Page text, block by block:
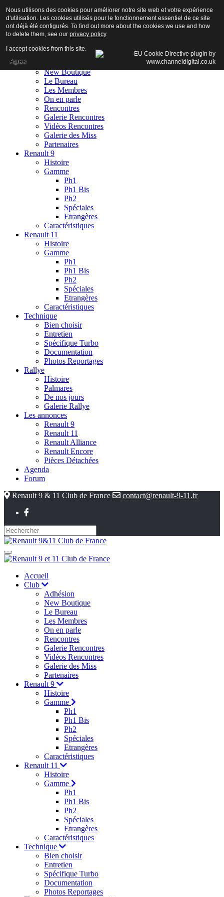
Accueil
New Boutique
Le Bureau
Les Membres
On en parle
Rencontres
Galerie Rencontres
Vidéos Rencontres
Galerie des Miss
Partenaires
Renault 9
Histoire
Gamme
Ph1
Ph1 Bis
Ph2
Spéciales
Etrangères
Caractéristiques
Renault 11
Histoire
Gamme
Ph1
Ph1 Bis
Ph2
Spéciales
Etrangères
Caractéristiques
Technique
Bien choisir
Entretien
Spécifique Turbo
Documentation
Photos Reportages
Rallye
Histoire
Palmares
De nos jours
Galerie Rallye
Les annonces
Renault 9
Renault 11
Renault Alliance
Renault Encore
Pièces Détachées
Agenda
Forum
Renault 9 & 11 Club de France
contact@renault-9-11.fr
Accueil
Club
Adhésion
New Boutique
Le Bureau
Les Membres
On en parle
Rencontres
Galerie Rencontres
Vidéos Rencontres
Galerie des Miss
Partenaires
Renault 9
Histoire
Gamme
Ph1
Ph1 Bis
Ph2
Spéciales
Etrangères
Caractéristiques
Renault 11
Histoire
Gamme
Ph1
Ph1 Bis
Ph2
Spéciales
Etrangères
Caractéristiques
Technique
Bien choisir
Entretien
Spécifique Turbo
Documentation
Photos Reportages
Nous utilisons des cookies pour améliorer notre site web et votre expérience
d'utilisation. Les cookies utilisés pour le fonctionnement essentiel de ce site
ont déjà été configurés. To find out more about the cookies we use and how
to delete them, see our privacy policy.
I accept cookies from this site.
Agree